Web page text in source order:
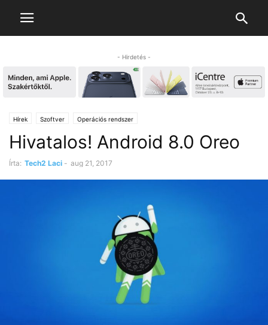
- Hirdetés -
Hírek Szoftver Operációs rendszer
Hivatalos! Android 8.0 Oreo
Írta: Tech2 Laci - aug 21, 2017